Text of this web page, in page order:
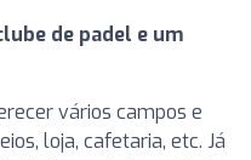
de padel e um
vários campos e
loja, cafetaria, etc. Já